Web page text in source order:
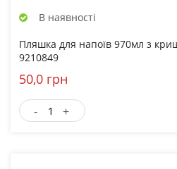
В наявності
Пляшка для напоїв 970мл з
9210849
50,0 грн
- +